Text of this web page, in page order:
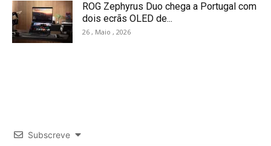
ROG Zephyrus Duo chega a Portugal com
dois ecrãs OLED de...
26 , Maio , 2026
Subscreve